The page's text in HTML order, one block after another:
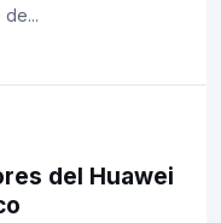
del Huawei